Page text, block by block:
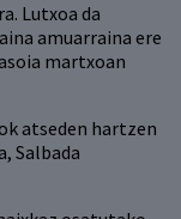
Lutxoa da
amuarraina ere
martxoan
atseden hartzen
Salbada